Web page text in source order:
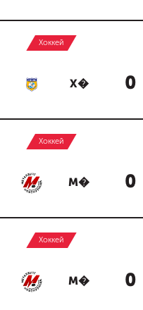
Хоккей
Х� 0
Хоккей
М� 0
Хоккей
М� 0